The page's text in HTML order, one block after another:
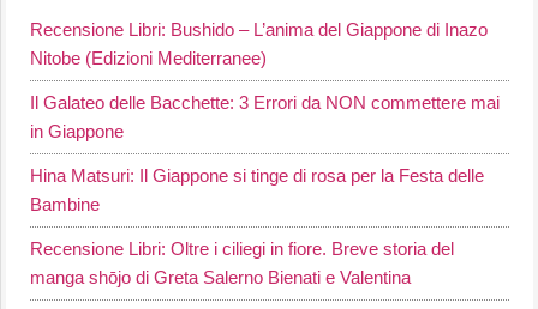
Recensione Libri: Bushido – L’anima del Giappone di Inazo
Nitobe (Edizioni Mediterranee)
Il Galateo delle Bacchette: 3 Errori da NON commettere mai
in Giappone
Hina Matsuri: Il Giappone si tinge di rosa per la Festa delle
Bambine
Recensione Libri: Oltre i ciliegi in fiore. Breve storia del
manga shōjo di Greta Salerno Bienati e Valentina